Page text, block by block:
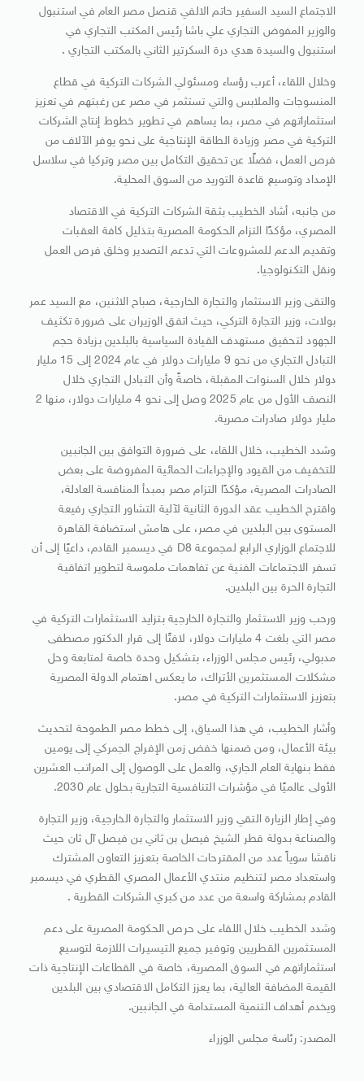
الاجتماع السيد السفير حاتم الالفي قنصل مصر العام في استنبول
والوزير المفوض التجاري علي باشا رئيس المكتب التجاري في
استنبول والسيدة هدي درة السكرتير الثاني بالمكتب التجاري .
وخلال اللقاء، أعرب رؤساء ومسئولي الشركات التركية في قطاع
المنسوجات والملابس والتي تستثمر في مصر عن رغبتهم في تعزيز
استثماراتهم في مصر، بما يساهم في تطوير خطوط إنتاج الشركات
التركية في مصر وزيادة الطاقة الإنتاجية على نحو يوفر الآلاف من
فرص العمل، فضلًا عن تحقيق التكامل بين مصر وتركيا في سلاسل
الإمداد وتوسيع قاعدة التوريد من السوق المحلية.
من جانبه، أشاد الخطيب بثقة الشركات التركية في الاقتصاد
المصري، مؤكدًا التزام الحكومة المصرية بتذليل كافة العقبات
وتقديم الدعم للمشروعات التي تدعم التصدير وخلق فرص العمل
ونقل التكنولوجيا.
والتقى وزير الاستثمار والتجارة الخارجية، صباح الاثنين، مع السيد عمر
بولات، وزير التجارة التركي، حيث اتفق الوزيران على ضرورة تكثيف
الجهود لتحقيق مستهدف القيادة السياسية بالبلدين بزيادة حجم
التبادل التجاري من نحو 9 مليارات دولار في عام 2024 إلى 15 مليار
دولار خلال السنوات المقبلة، خاصةً وأن التبادل التجاري خلال
النصف الأول من عام 2025 وصل إلى نحو 4 مليارات دولار، منها 2
مليار دولار صادرات مصرية.
وشدد الخطيب، خلال اللقاء، على ضرورة التوافق بين الجانبين
للتخفيف من القيود والإجراءات الحمائية المفروضة على بعض
الصادرات المصرية، مؤكدًا التزام مصر بمبدأ المنافسة العادلة،
واقترح الخطيب عقد الدورة الثانية لآلية التشاور التجاري رفيعة
المستوى بين البلدين في مصر، على هامش استضافة القاهرة
للاجتماع الوزاري الرابع لمجموعة D8 في ديسمبر القادم، داعيًا إلى أن
تسفر الاجتماعات الفنية عن تفاهمات ملموسة لتطوير اتفاقية
التجارة الحرة بين البلدين.
ورحب وزير الاستثمار والتجارة الخارجية بتزايد الاستثمارات التركية في
مصر التي بلغت 4 مليارات دولار، لافتًا إلى قرار الدكتور مصطفى
مدبولي، رئيس مجلس الوزراء، بتشكيل وحدة خاصة لمتابعة وحل
مشكلات المستثمرين الأتراك، ما يعكس اهتمام الدولة المصرية
بتعزيز الاستثمارات التركية في مصر.
وأشار الخطيب، في هذا السياق، إلى خطط مصر الطموحة لتحديث
بيئة الأعمال، ومن ضمنها خفض زمن الإفراج الجمركي إلى يومين
فقط بنهاية العام الجاري، والعمل على الوصول إلى المراتب العشرين
الأولى عالميًا في مؤشرات التنافسية التجارية بحلول عام 2030.
وفي إطار الزيارة التقي وزير الاستثمار والتجارة الخارجية، وزير التجارة
والصناعة بدولة قطر الشيخ فيصل بن ثاني بن فيصل آل ثان حيث
ناقشا سوياً عدد من المقترحات الخاصة بتعزيز التعاون المشترك
واستعداد مصر لتنظيم منتدي الأعمال المصري القطري في ديسمبر
القادم بمشاركة واسعة من عدد من كبري الشركات القطرية .
وشدد الخطيب خلال اللقاء على حرص الحكومة المصرية على دعم
المستثمرين القطريين وتوفير جميع التيسيرات اللازمة لتوسيع
استثماراتهم في السوق المصرية، خاصة في القطاعات الإنتاجية ذات
القيمة المضافة العالية، بما يعزز التكامل الاقتصادي بين البلدين
ويخدم أهداف التنمية المستدامة في الجانبين.
المصدر: رئاسة مجلس الوزراء